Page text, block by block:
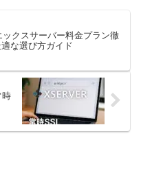
ックスサーバー料金プラン徹
な選び方ガイド
時